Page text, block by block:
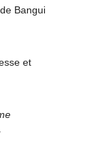
Bangui
et